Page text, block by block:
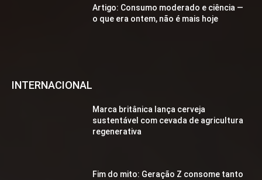
Artigo: Consumo moderado e ciência —
o que era ontem, não é mais hoje
INTERNACIONAL
Marca britânica lança cerveja
sustentável com cevada de agricultura
regenerativa
Fim do mito: Geração Z consome tanto